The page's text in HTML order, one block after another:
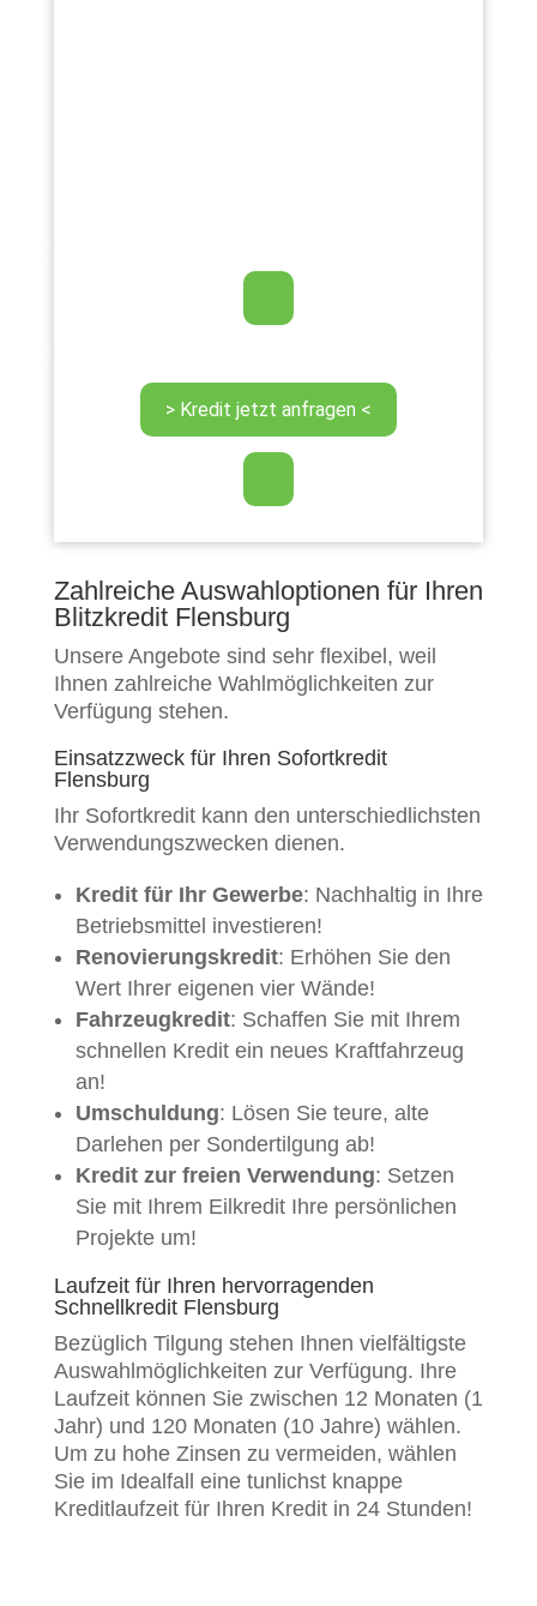
Zahlreiche Auswahloptionen für Ihren
Blitzkredit Flensburg
Unsere Angebote sind sehr flexibel, weil
Ihnen zahlreiche Wahlmöglichkeiten zur
Verfügung stehen.
Einsatzzweck für Ihren Sofortkredit
Flensburg
Ihr Sofortkredit kann den unterschiedlichsten
Verwendungszwecken dienen.
Kredit für Ihr Gewerbe: Nachhaltig in Ihre
Betriebsmittel investieren!
Renovierungskredit: Erhöhen Sie den
Wert Ihrer eigenen vier Wände!
Fahrzeugkredit: Schaffen Sie mit Ihrem
schnellen Kredit ein neues Kraftfahrzeug
an!
Umschuldung: Lösen Sie teure, alte
Darlehen per Sondertilgung ab!
Kredit zur freien Verwendung: Setzen
Sie mit Ihrem Eilkredit Ihre persönlichen
Projekte um!
Laufzeit für Ihren hervorragenden
Schnellkredit Flensburg
Bezüglich Tilgung stehen Ihnen vielfältigste
Auswahlmöglichkeiten zur Verfügung. Ihre
Laufzeit können Sie zwischen 12 Monaten (1
Jahr) und 120 Monaten (10 Jahre) wählen.
Um zu hohe Zinsen zu vermeiden, wählen
Sie im Idealfall eine tunlichst knappe
Kreditlaufzeit für Ihren Kredit in 24 Stunden!